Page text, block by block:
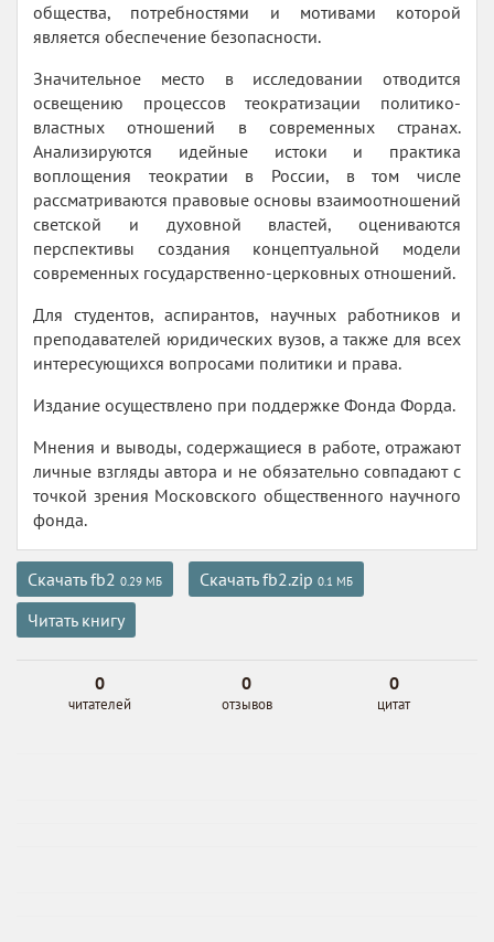
общества, потребностями и мотивами которой
является обеспечение безопасности.
Значительное место в исследовании отводится
освещению процессов теократизации политико-
властных отношений в современных странах.
Анализируются идейные истоки и практика
воплощения теократии в России, в том числе
рассматриваются правовые основы взаимоотношений
светской и духовной властей, оцениваются
перспективы создания концептуальной модели
современных государственно-церковных отношений.
Для студентов, аспирантов, научных работников и
преподавателей юридических вузов, а также для всех
интересующихся вопросами политики и права.
Издание осуществлено при поддержке Фонда Форда.
Мнения и выводы, содержащиеся в работе, отражают
личные взгляды автора и не обязательно совпадают с
точкой зрения Московского общественного научного
фонда.
Скачать fb2 0.29 МБ Скачать fb2.zip 0.1 МБ
Читать книгу
0
читателей
0
отзывов
0
цитат